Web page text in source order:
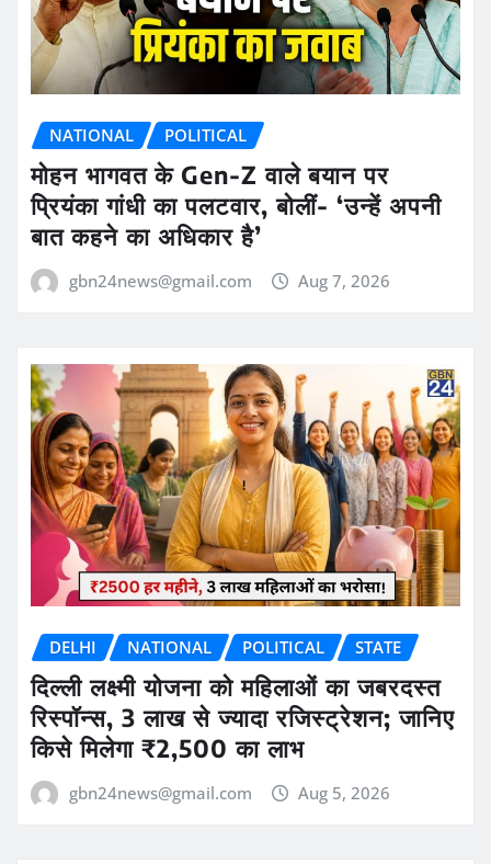
NATIONAL POLITICAL
मोहन भागवत के Gen-Z वाले बयान पर
प्रियंका गांधी का पलटवार, बोलीं- ‘उन्हें अपनी
बात कहने का अधिकार है’
gbn24news@gmail.com Aug 7, 2026
DELHI NATIONAL POLITICAL STATE
दिल्ली लक्ष्मी योजना को महिलाओं का जबरदस्त
रिस्पॉन्स, 3 लाख से ज्यादा रजिस्ट्रेशन; जानिए
किसे मिलेगा ₹2,500 का लाभ
gbn24news@gmail.com Aug 5, 2026